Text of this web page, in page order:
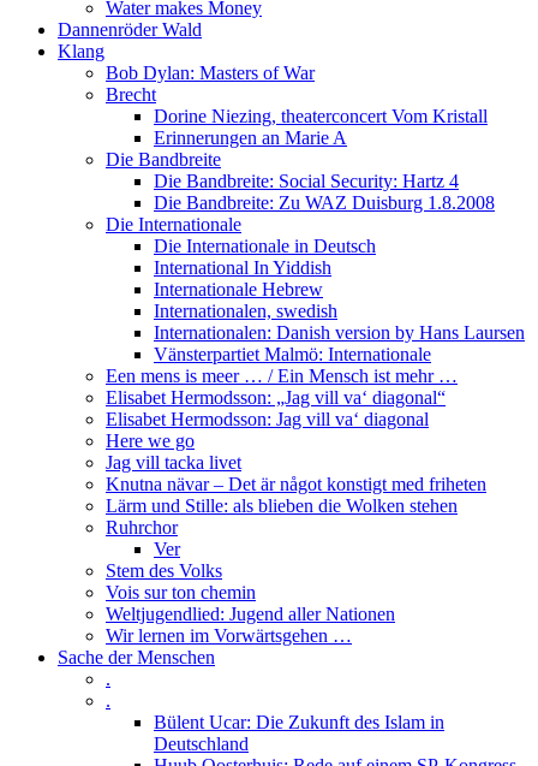
Water makes Money
Dannenröder Wald
Klang
Bob Dylan: Masters of War
Brecht
Dorine Niezing, theaterconcert Vom Kristall
Erinnerungen an Marie A
Die Bandbreite
Die Bandbreite: Social Security: Hartz 4
Die Bandbreite: Zu WAZ Duisburg 1.8.2008
Die Internationale
Die Internationale in Deutsch
International In Yiddish
Internationale Hebrew
Internationalen, swedish
Internationalen: Danish version by Hans Laursen
Vänsterpartiet Malmö: Internationale
Een mens is meer … / Ein Mensch ist mehr …
Elisabet Hermodsson: „Jag vill va‘ diagonal“
Elisabet Hermodsson: Jag vill va‘ diagonal
Here we go
Jag vill tacka livet
Knutna nävar – Det är något konstigt med friheten
Lärm und Stille: als blieben die Wolken stehen
Ruhrchor
Ver
Stem des Volks
Vois sur ton chemin
Weltjugendlied: Jugend aller Nationen
Wir lernen im Vorwärtsgehen …
Sache der Menschen
.
.
Bülent Ucar: Die Zukunft des Islam in
Deutschland